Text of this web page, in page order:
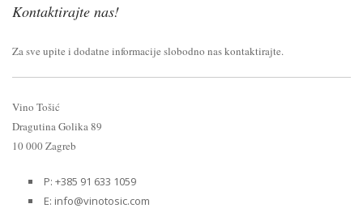
Kontaktirajte nas!
Za sve upite i dodatne informacije slobodno nas kontaktirajte.
Vino Tošić
Dragutina Golika 89
10 000 Zagreb
P: +385 91 633 1059
E: info@vinotosic.com